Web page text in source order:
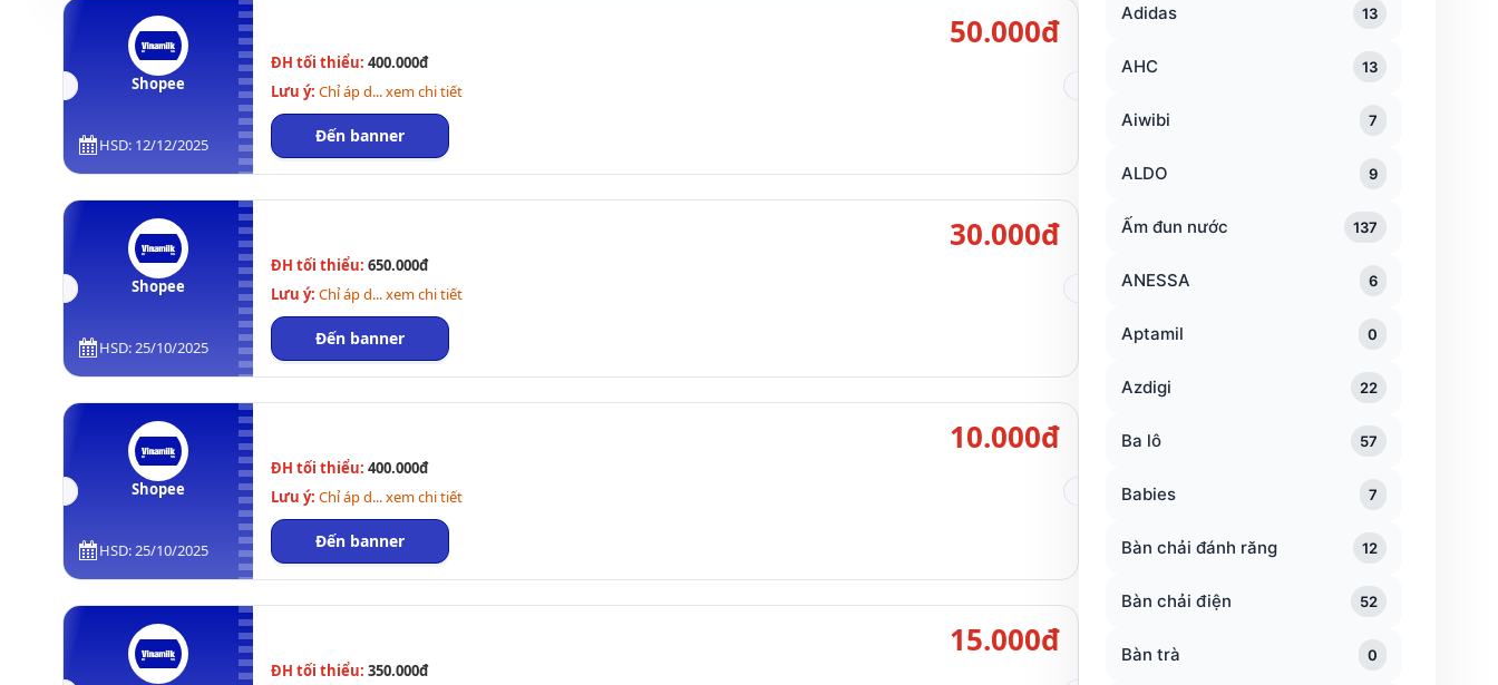
Shopee
HSD: 12/12/2025
50.000đ
ĐH tối thiểu: 400.000đ
Lưu ý: Chỉ áp d... xem chi tiết
Đến banner
Shopee
HSD: 25/10/2025
30.000đ
ĐH tối thiểu: 650.000đ
Lưu ý: Chỉ áp d... xem chi tiết
Đến banner
Shopee
HSD: 25/10/2025
10.000đ
ĐH tối thiểu: 400.000đ
Lưu ý: Chỉ áp d... xem chi tiết
Đến banner
15.000đ
ĐH tối thiểu: 350.000đ
Adidas 13
AHC 13
Aiwibi 7
ALDO 9
Ấm đun nước 137
ANESSA 6
Aptamil 0
Azdigi 22
Ba lô 57
Babies 7
Bàn chải đánh răng 12
Bàn chải điện 52
Bàn trà 0